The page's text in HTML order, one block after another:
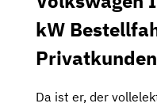
kW
Privatkunden
Da ist er, der